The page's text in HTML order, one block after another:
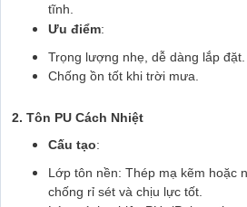
tĩnh.
Ưu điểm:
Trọng lượng nhẹ, dễ dàng lắp đặt.
Chống ồn tốt khi trời mưa.
2. Tôn PU Cách Nhiệt
Cấu tạo:
Lớp tôn nền: Thép mạ kẽm hoặc
chống rỉ sét và chịu lực tốt.